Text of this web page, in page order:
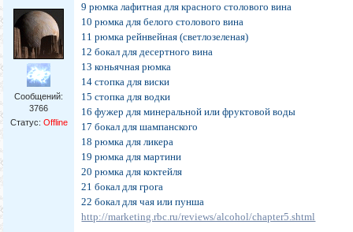
Сообщений:
3766
Статус: Offline
9 рюмка лафитная для красного столового вина
10 рюмка для белого столового вина
11 рюмка рейнвейная (светлозеленая)
12 бокал для десертного вина
13 коньячная рюмка
14 стопка для виски
15 стопка для водки
16 фужер для минеральной или фруктовой воды
17 бокал для шампанского
18 рюмка для ликера
19 рюмка для мартини
20 рюмка для коктейля
21 бокал для грога
22 бокал для чая или пунша
http://marketing.rbc.ru/reviews/alcohol/chapter5.shtml